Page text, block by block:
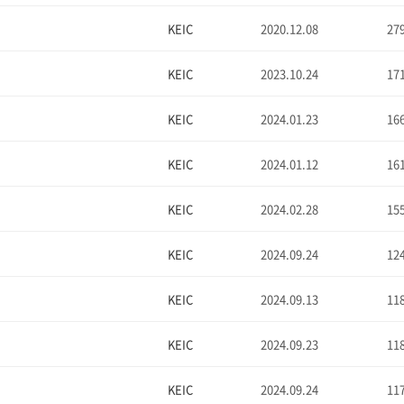
KEIC 2020.12.08
KEIC 2023.10.24
KEIC 2024.01.23
KEIC 2024.01.12
KEIC 2024.02.28
KEIC 2024.09.24
KEIC 2024.09.13
KEIC 2024.09.23
KEIC 2024.09.24